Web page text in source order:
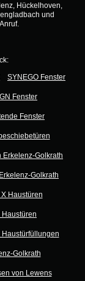
Hückelhoven,
und
SYNEGO Fenster
Fenster
Fenster
Golkrath
Golkrath
Haustüren
Haustüren
Haustürfüllungen
Golkrath
von Lewens